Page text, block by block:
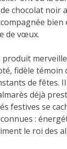
chocolat noir
de vœux.
produit
fidèle témoin
de fêtes.
déjà
festives se
:
le roi des